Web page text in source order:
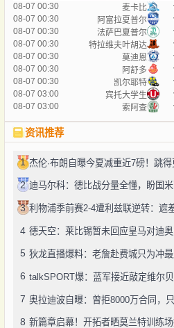
08-07 00:30 麦卡比
08-07 00:30
阿富拉夏普尔
08-07 00:30
法萨巴夏普尔
08-07 00:30
特拉维夫叶胡达
08-07 00:30
莫迪恩
08-07 00:30
阿舒多
08-07 00:30
凯尔耶特
08-07 03:00
宾托大学生
08-07 03:00
索阿查
资讯推荐
1
2 迪马尔科：德比战分量全懂，盼国
3
4
5
6 talkSPORT爆：蓝军接近敲定维尔
7
8